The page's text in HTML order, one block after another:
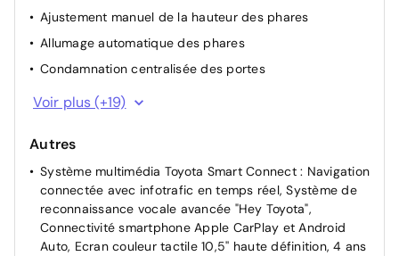
Ajustement manuel de la hauteur des phares
Allumage automatique des phares
Condamnation centralisée des portes
Contrôle de la pression des pneus des roues
Electrostabilisateur programmé (ESP)
Fermeture centralisée avec fonction double
verrouillage
Feux AR à LED
Feux de jour à LED
Voir plus (+19)
Autres
Système multimédia Toyota Smart Connect : Navigation
connectée avec infotrafic en temps réel, Système de
reconnaissance vocale avancée "Hey Toyota",
Connectivité smartphone Apple CarPlay et Android
Auto, Ecran couleur tactile 10,5'' haute définition, 4 ans